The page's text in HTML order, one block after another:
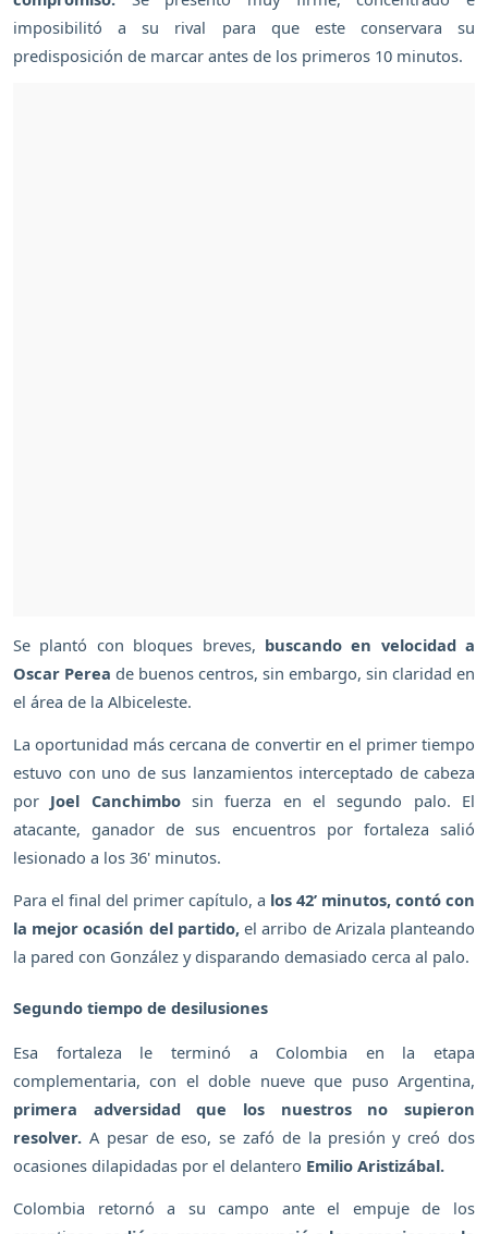
imposibilitó a su rival para que este conservara su
predisposición de marcar antes de los primeros 10 minutos.
Se plantó con bloques breves, buscando en velocidad a
Oscar Perea de buenos centros, sin embargo, sin claridad en
el área de la Albiceleste.
La oportunidad más cercana de convertir en el primer tiempo
estuvo con uno de sus lanzamientos interceptado de cabeza
por Joel Canchimbosin fuerza en el segundo palo. El
atacante, ganador de sus encuentros por fortaleza salió
lesionado a los 36' minutos.
Para el final del primer capítulo, a los 42’ minutos, contó con
la mejor ocasión del partido,el arribo de Arizala planteando
la pared con González y disparando demasiado cerca al palo.
Segundo tiempo de desilusiones
Esa fortaleza le terminó a Colombia en la etapa
complementaria, con el doble nueve que puso Argentina,
primera adversidad que los nuestros no supieron
resolver. A pesar de eso, se zafó de la presión y creó dos
ocasiones dilapidadas por el delantero Emilio Aristizábal.
Colombia retornó a su campo ante el empuje de los